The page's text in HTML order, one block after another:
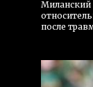
Миланский
после